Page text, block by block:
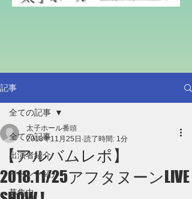
記事
全ての記事
出演者紹介
イベント紹介
募集中
全ての記事
【アルバムレポ】
2018.11/25アフタヌーンLIVE
太子ホール番頭
2018年11月25日 読了時間: 1分